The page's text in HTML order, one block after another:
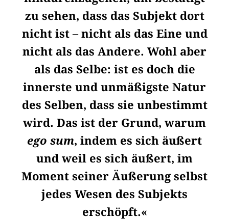
zu sehen, dass das Subjekt dort
nicht ist – nicht als das Eine und
nicht als das Andere. Wohl aber
als das Selbe: ist es doch die
innerste und unmäßigste Natur
des Selben, dass sie unbestimmt
wird. Das ist der Grund, warum
ego sum, indem es sich äußert
und weil es sich äußert, im
Moment seiner Äußerung selbst
jedes Wesen des Subjekts
erschöpft.«